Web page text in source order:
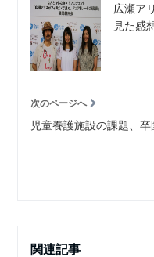
広瀬ア
見た感
次のページへ
児童養護施設の課題、
関連記事